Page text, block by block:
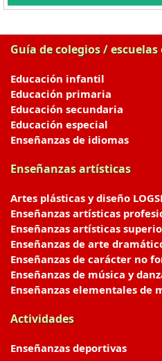
Guía de colegios / escuelas
Educación infantil
Educación primaria
Educación secundaria
Educación especial
Enseñanzas de idiomas
Enseñanzas artísticas
Artes plásticas y diseño
Enseñanzas artísticas
Enseñanzas artísticas
Enseñanzas de arte
Enseñanzas de carácter no
Enseñanzas de música y
Enseñanzas elementales de
Actividades
Enseñanzas deportivas